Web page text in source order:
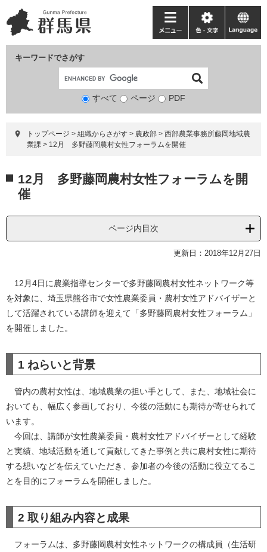
ー
ジ
ニ
ュ
て
キーワードでさがす
検
象
すべて ページ PDF
メ
ニ
ー
色・
文
language
トップページ > 組織からさがす > 農政部 > 西部農業事務所藤岡地域農
業課 > 12月 多野藤岡農村女性フォーラムを開催
文 12月 多野藤岡農村女性フォーラムを開
催
ページ内目次
更新日：2018年12月27日
12月4日に農業指導センターで多野藤岡農村女性ネットワーク等
を対象に、埼玉県熊谷市で女性農業委員・農村女性アドバイザーと
して活躍されている講師を迎えて「多野藤岡農村女性フォーラム」
を開催しました。
1 ねらいと背景
管内の農村女性は、地域農業の担い手として、また、地域社会に
おいても、幅広く参画しており、今後の活動にも期待が寄せられて
います。
今回は、講師が女性農業委員・農村女性アドバイザーとして経験
と実績、地域活動を通して貢献してきた事例と共に農村女性に期待
する想いなどを伝えていただき、参加者の今後の活動に役立てるこ
とを目的にフォーラムを開催しました。
2 取り組み内容と成果
フォーラムは、多野藤岡農村女性ネットワークの構成員（生活研